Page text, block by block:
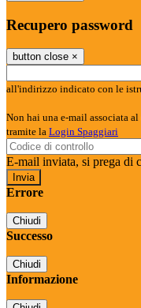
Recupero password
button close ×
all'indirizzo indicato con le
Non hai una e-mail associata
tramite la Login Spaggiari
E-mail inviata, si prega di
Errore
Chiudi
Successo
Chiudi
Informazione